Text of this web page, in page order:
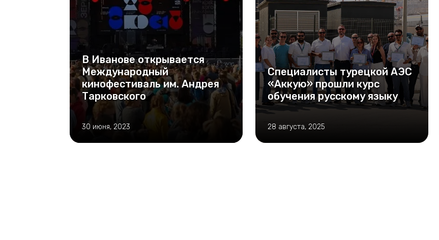
В Иванове открывается
Международный
кинофестиваль им. Андрея
Тарковского
30 июня, 2023
Специалисты турецкой АЭС
«Аккую» прошли курс
обучения русскому языку
28 августа, 2025